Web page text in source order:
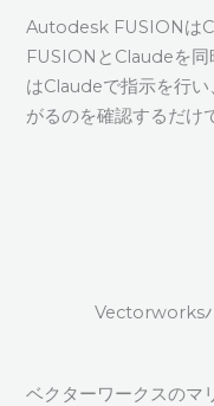
Autodesk FUSIONは
FUSIONとClaudeを同
はClaudeで指示を行
がるのを確認するだけ
Vectorworks
ベクターワークスのマ